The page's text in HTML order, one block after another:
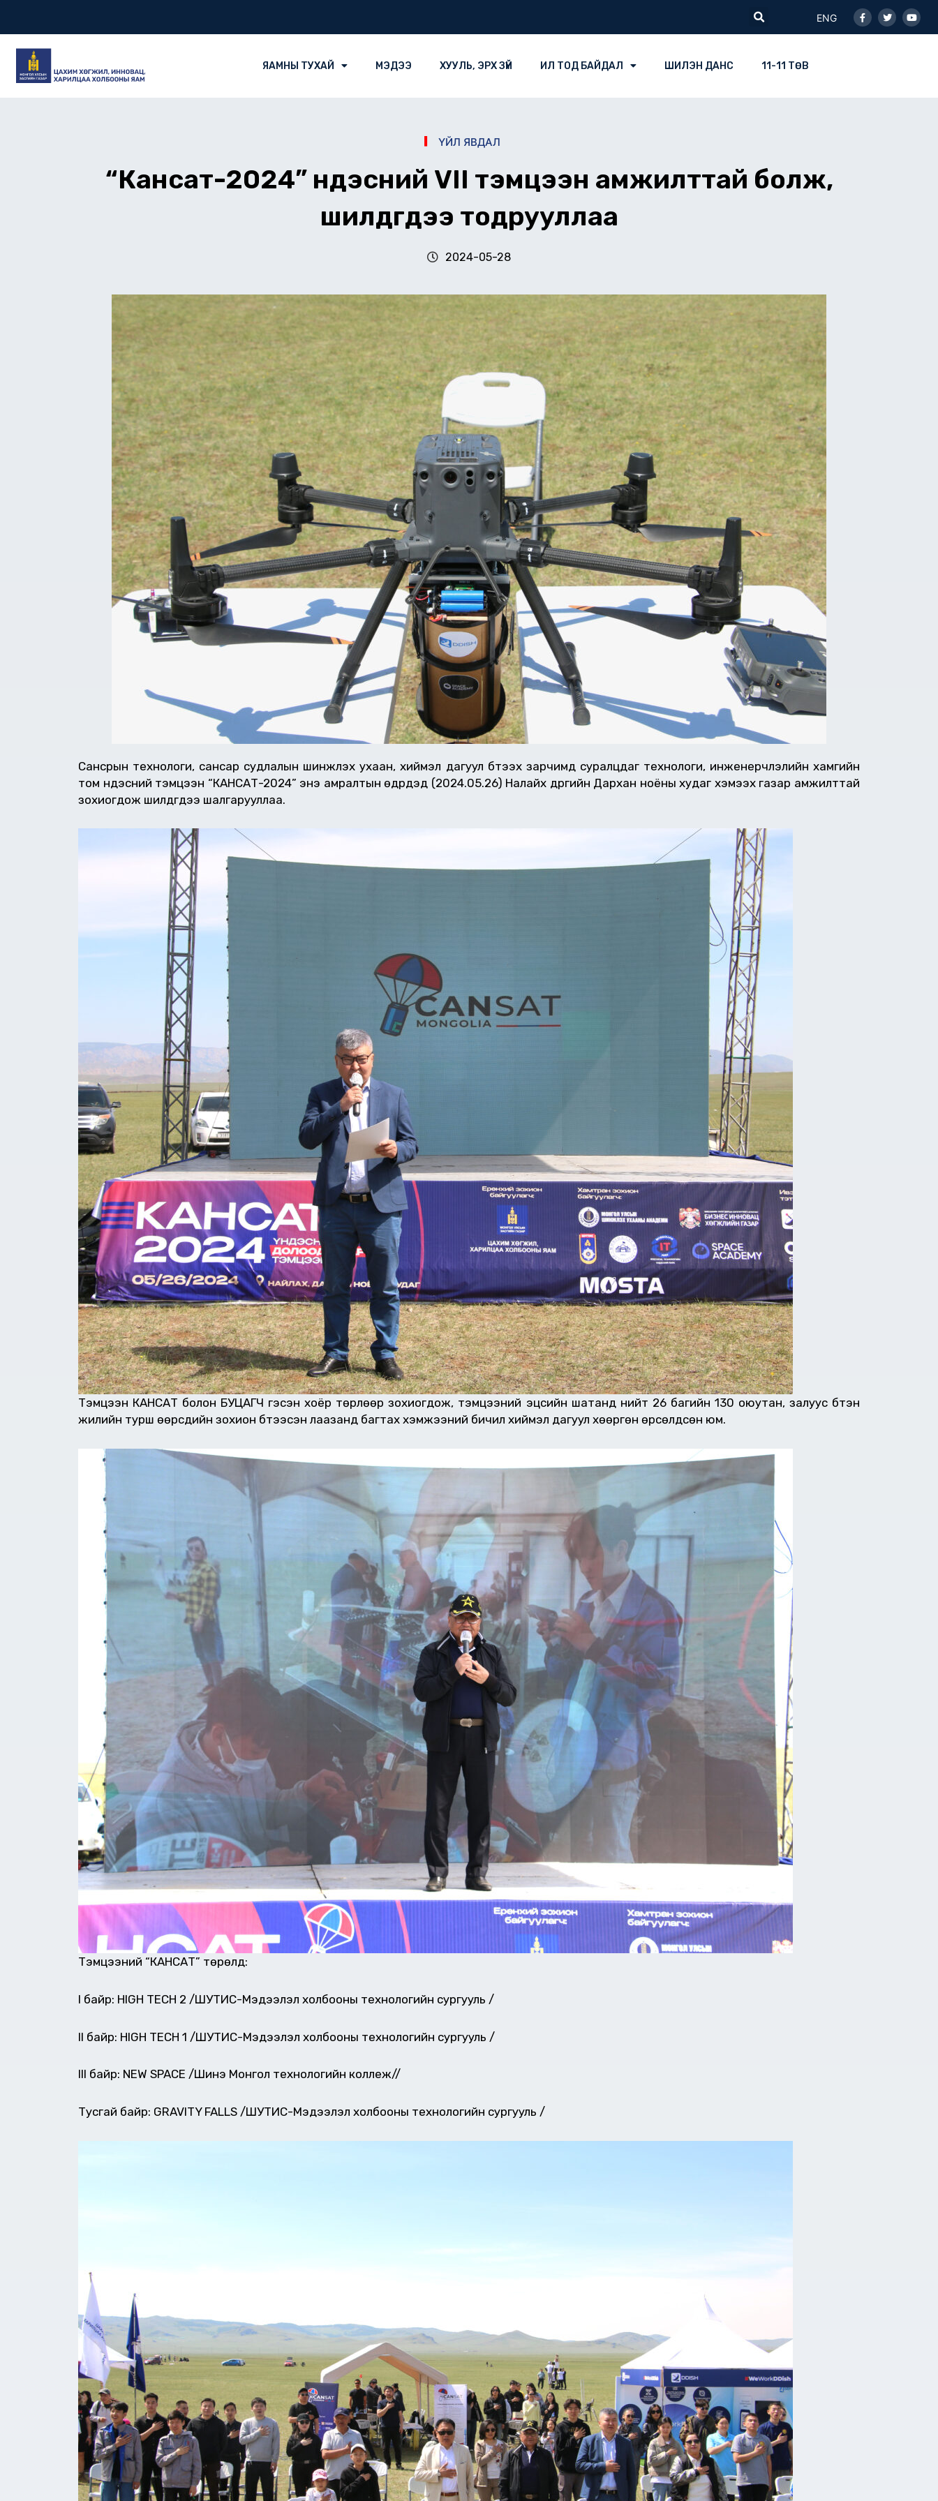
Search
ENG
f
ЯАМНЫ ТУХАЙ МЭДЭЭ ХУУЛЬ, ЭРХ ЗҮЙ ИЛ ТОД БАЙДАЛ ШИЛЭН ДАНС 11-11 ТӨВ
ҮЙЛ ЯВДАЛ
“Кансат-2024” үндэсний VII тэмцээн амжилттай болж,
шилдгүүдээ тодрууллаа
2024-05-28
Сансрын технологи, сансар судлалын шинжлэх ухаан, хиймэл дагуул бүтээх зарчимд суралцдаг технологи, инженерчлэлийн хамгийн
том үндэсний тэмцээн “КАНСАТ-2024” энэ амралтын өдрүүдэд (2024.05.26) Налайх дүүргийн Дархан ноёны худаг хэмээх газар амжилттай
зохиогдож шилдгүүдээ шалгарууллаа.
Тэмцээн КАНСАТ болон БУЦАГЧ гэсэн хоёр төрлөөр зохиогдож, тэмцээний эцсийн шатанд нийт 26 багийн 130 оюутан, залуус бүтэн
жилийн турш өөрсдийн зохион бүтээсэн лаазанд багтах хэмжээний бичил хиймэл дагуул хөөргөн өрсөлдсөн юм.
Тэмцээний “КАНСАТ” төрөлд:
I байр: HIGH TECH 2 /ШУТИС-Мэдээлэл холбооны технологийн сургууль /
II байр: HIGH TECH 1 /ШУТИС-Мэдээлэл холбооны технологийн сургууль /
III байр: NEW SPACE /Шинэ Монгол технологийн коллеж//
Тусгай байр: GRAVITY FALLS /ШУТИС-Мэдээлэл холбооны технологийн сургууль /